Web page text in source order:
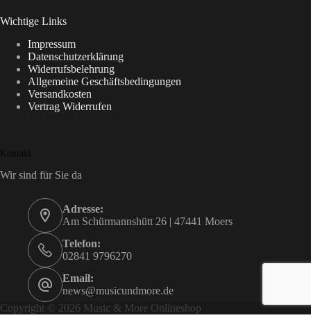
Wichtige Links
Impressum
Datenschutzerklärung
Widerrufsbelehrung
Allgemeine Geschäftsbedingungen
Versandkosten
Vertrag Widerrufen
Kontakt
Wir sind für Sie da
Adresse:
Am Schürmannshütt 26 | 47441 Moers
Telefon:
02841 9796270
Email:
news@musicundmore.de
Copyright © 2026 Music & More Onlineshop